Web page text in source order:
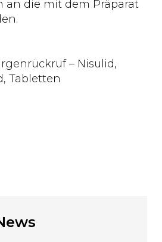
an die mit dem Präparat
– Nisulid,
Tabletten